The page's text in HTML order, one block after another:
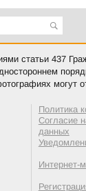
статьи 437
могут
Политика
Согласие
данных
Интернет-